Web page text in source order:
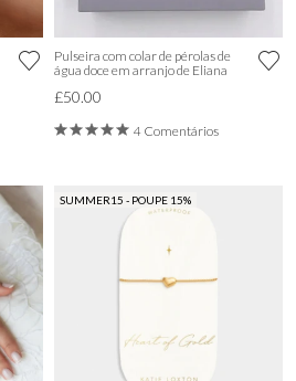
Pulseira com colar de pérolas de
água doce em arranjo de Eliana
£50.00
4 Comentários
SUMMER15 - POUPE 15%